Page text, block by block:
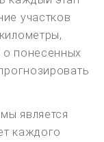
участков
понесенных
является
каждого